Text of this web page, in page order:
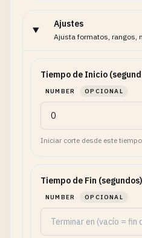
Ajustes
Ajusta formatos, rangos,
Tiempo de Inicio
NUMBER OPCIONAL
Iniciar corte desde este tiempo
Tiempo de Fin (segundos)
NUMBER OPCIONAL